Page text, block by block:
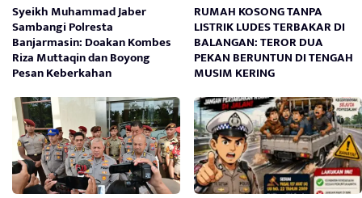
Syeikh Muhammad Jaber
Sambangi Polresta
Banjarmasin: Doakan Kombes
Riza Muttaqin dan Boyong
Pesan Keberkahan
RUMAH KOSONG TANPA
LISTRIK LUDES TERBAKAR DI
BALANGAN: TEROR DUA
PEKAN BERUNTUN DI TENGAH
MUSIM KERING